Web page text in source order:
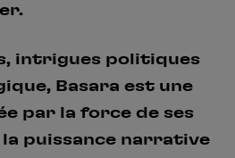
intrigues politiques
Basara est une
par la force de ses
puissance narrative